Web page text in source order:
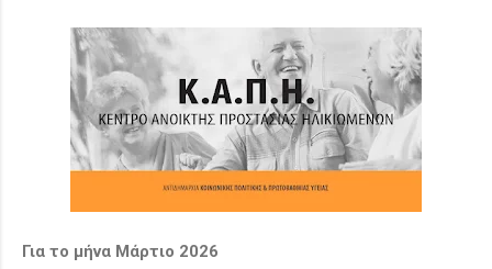
Για το μήνα Μάρτιο 2026